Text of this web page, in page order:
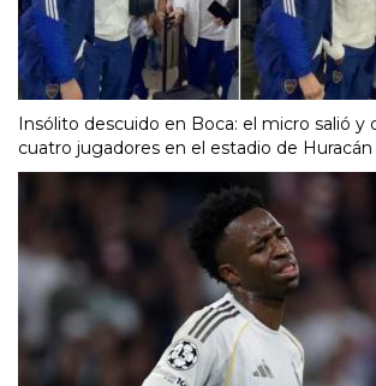
Insólito descuido en Boca: el micro salió y
cuatro jugadores en el estadio de Huracán